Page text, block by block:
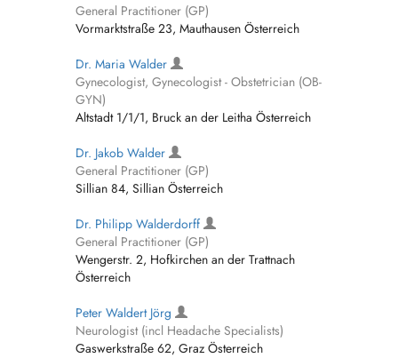
General Practitioner (GP)
Vormarktstraße 23, Mauthausen Österreich
Dr. Maria Walder
Gynecologist, Gynecologist - Obstetrician (OB-
GYN)
Altstadt 1/1/1, Bruck an der Leitha Österreich
Dr. Jakob Walder
General Practitioner (GP)
Sillian 84, Sillian Österreich
Dr. Philipp Walderdorff
General Practitioner (GP)
Wengerstr. 2, Hofkirchen an der Trattnach
Österreich
Peter Waldert Jörg
Neurologist (incl Headache Specialists)
Gaswerkstraße 62, Graz Österreich